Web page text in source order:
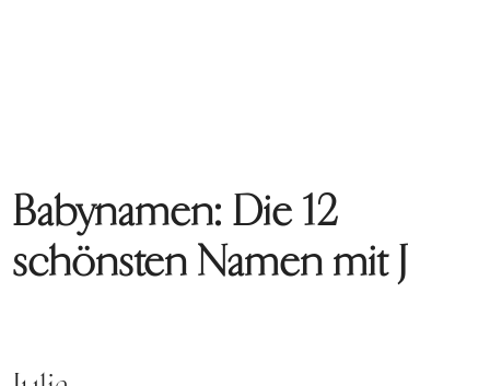
Babynamen: Die 12
schönsten Namen mit J